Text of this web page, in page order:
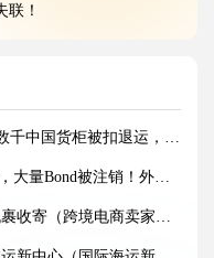
联！
涨扛不住!
的货还能顺利进美国吗?
！
安排速看！
2026赛狐ERP跨境AI增长峰会
扣退运，跨境卖家如何破局？
注销！外贸人保命指南速存
（跨境电商卖家请注意）